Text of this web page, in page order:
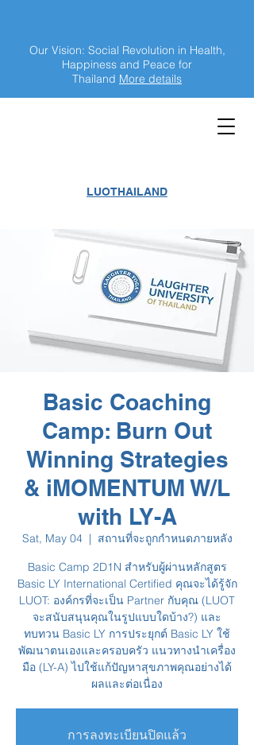
LUOTHAILAND
Our Vision: Social Revolution in Health,
Happiness and Peace for
Thailand More details
Basic Coaching
Camp: Burn Out
Winning Strategies
& iMOMENTUM W/L
with LY-A
Sat, May 04
  |
สถานที่จะถูกกำหนดภายหลัง
Basic Camp 2D1N สำหรับผู้ผ่านหลักสูตร
Basic LY International Certified คุณจะได้รู้จัก
LUOT: องค์กรที่จะเป็น Partner กับคุณ (LUOT
จะสนับสนุนคุณในรูปแบบใดบ้าง?) และ
ทบทวน Basic LY การประยุกต์ Basic LY ใช้
พัฒนาตนเองและครอบครัว แนวทางนำเครื่อง
มือ (LY-A) ไปใช้แก้ปัญหาสุขภาพคุณอย่างได้
ผลและต่อเนื่อง
การลงทะเบียนปิดแล้ว